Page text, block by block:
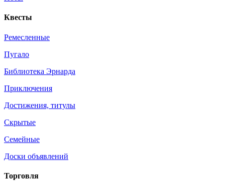
Квесты
Ремесленные
Пугало
Библиотека Эрнарда
Приключения
Достижения, титулы
Скрытые
Семейные
Доски объявлений
Торговля